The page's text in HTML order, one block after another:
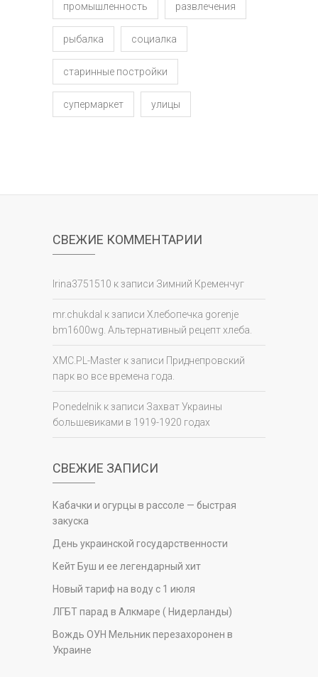
промышленность развлечения
рыбалка социалка
старинные постройки
супермаркет улицы
СВЕЖИЕ КОММЕНТАРИИ
Irina3751510 к записи Зимний Кременчуг
mr.chukdal к записи Хлебопечка gorenje
bm1600wg. Альтернативный рецепт хлеба.
XMC.PL-Master к записи Приднепровский
парк во все времена года.
Ponedelnik к записи Захват Украины
большевиками в 1919-1920 годах
СВЕЖИЕ ЗАПИСИ
Кабачки и огурцы в рассоле — быстрая
закуска
День украинской государственности
Кейт Буш и ее легендарный хит
Новый тариф на воду с 1 июля
ЛГБТ парад в Алкмаре ( Нидерланды)
Вождь ОУН Мельник перезахоронен в
Украине